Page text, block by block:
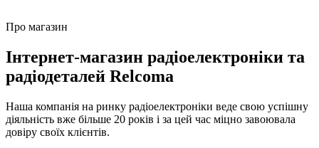
Про магазин
Інтернет-магазин радіоелектроніки та
радіодеталей Relcoma
Наша компанія на ринку радіоелектроніки веде свою успішну
діяльність вже більше 20 років і за цей час міцно завоювала
довіру своїх клієнтів.